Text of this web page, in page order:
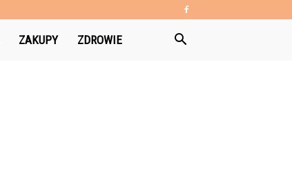
ZAKUPY ZDROWIE